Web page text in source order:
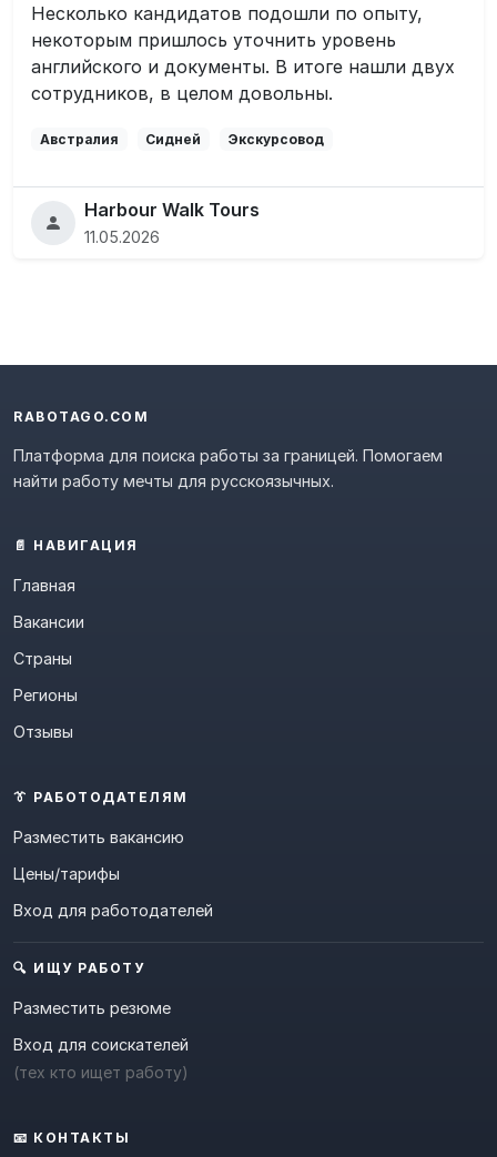
Несколько кандидатов подошли по опыту,
некоторым пришлось уточнить уровень
английского и документы. В итоге нашли двух
сотрудников, в целом довольны.
Австралия Сидней Экскурсовод
Harbour Walk Tours
11.05.2026
RABOTAGO.COM
Платформа для поиска работы за границей. Помогаем
найти работу мечты для русскоязычных.
📄 НАВИГАЦИЯ
Главная
Вакансии
Страны
Регионы
Отзывы
👔 РАБОТОДАТЕЛЯМ
Разместить вакансию
Цены/тарифы
Вход для работодателей
🔍 ИЩУ РАБОТУ
Разместить резюме
Вход для соискателей
(тех кто ищет работу)
📧 КОНТАКТЫ